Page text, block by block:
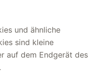
und ähnliche
sind kleine
auf dem Endgerät des